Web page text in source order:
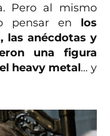
Pero al mismo
pensar en los
las anécdotas y
una figura
heavy metal… y